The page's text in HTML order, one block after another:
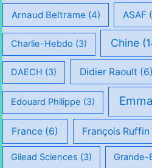
Arnaud Beltrame (4) ASAF
Charlie-Hebdo (3) Chine
DAECH (3) Didier Raoult (6)
Edouard Philippe (3)
France (6) François Ruffin
Gilead Sciences (3) Grande-